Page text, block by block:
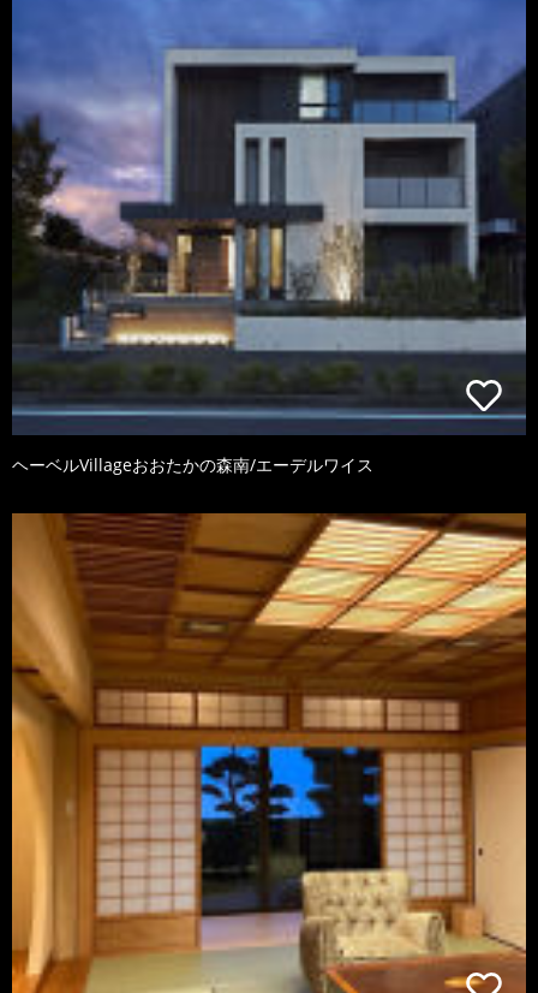
ヘーベルVillageおおたかの森南/エーデルワイス